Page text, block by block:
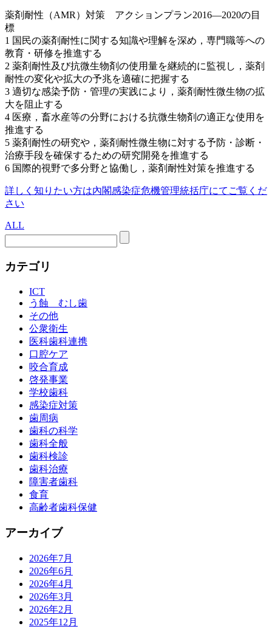
薬剤耐性（AMR）対策 アクションプラン2016―2020の目
標
1 国民の薬剤耐性に関する知識や理解を深め，専門職等への
教育・研修を推進する
2 薬剤耐性及び抗微生物剤の使用量を継続的に監視し，薬剤
耐性の変化や拡大の予兆を適確に把握する
3 適切な感染予防・管理の実践により，薬剤耐性微生物の拡
大を阻止する
4 医療，畜水産等の分野における抗微生物剤の適正な使用を
推進する
5 薬剤耐性の研究や，薬剤耐性微生物に対する予防・診断・
治療手段を確保するための研究開発を推進する
6 国際的視野で多分野と協働し，薬剤耐性対策を推進する
詳しく知りたい方は內閣感染症危機管理統括庁にてご覧くだ
さい
ALL
カテゴリ
ICT
う蝕 むし歯
その他
公衆衛生
医科歯科連携
口腔ケア
咬合育成
啓発事業
学校歯科
感染症対策
歯周病
歯科の科学
歯科全般
歯科検診
歯科治療
障害者歯科
食育
高齢者歯科保健
アーカイブ
2026年7月
2026年6月
2026年4月
2026年3月
2026年2月
2025年12月